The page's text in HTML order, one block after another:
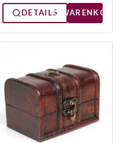
DETAILS WARENKORB